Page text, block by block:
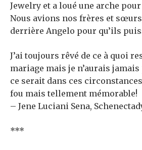
Jewelry et a loué une arche
Nous avions nos frères et
derrière Angelo pour qu’ils
J’ai toujours rêvé de ce à quoi
mariage mais je n’aurais
ce serait dans ces
fou mais tellement mémorable!
– Jene Luciani Sena,
***